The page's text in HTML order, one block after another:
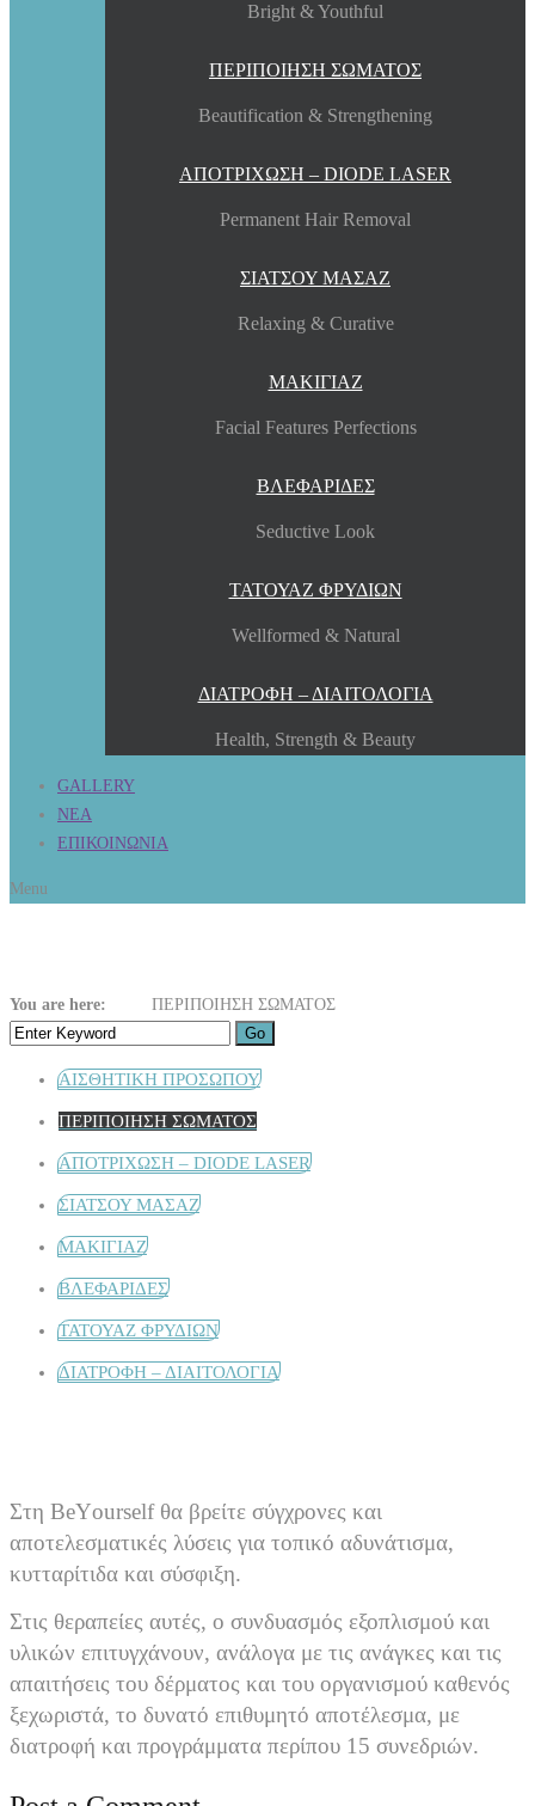
Bright & Youthful
ΠΕΡΙΠΟΙΗΣΗ ΣΩΜΑΤΟΣ
Beautification & Strengthening
ΑΠΟΤΡΙΧΩΣΗ – DIODE LASER
Permanent Hair Removal
ΣΙΑΤΣΟΥ ΜΑΣΑΖ
Relaxing & Curative
ΜΑΚΙΓΙΑΖ
Facial Features Perfections
ΒΛΕΦΑΡΙΔΕΣ
Seductive Look
ΤΑΤΟΥΑΖ ΦΡΥΔΙΩΝ
Wellformed & Natural
ΔΙΑΤΡΟΦΗ – ΔΙΑΙΤΟΛΟΓΙΑ
Health, Strength & Beauty
GALLERY
ΝΕΑ
ΕΠΙΚΟΙΝΩΝΙΑ
Menu
You are here: ΠΕΡΙΠΟΙΗΣΗ ΣΩΜΑΤΟΣ
ΑΙΣΘΗΤΙΚΗ ΠΡΟΣΩΠΟΥ
ΠΕΡΙΠΟΙΗΣΗ ΣΩΜΑΤΟΣ
ΑΠΟΤΡΙΧΩΣΗ – DIODE LASER
ΣΙΑΤΣΟΥ ΜΑΣΑΖ
ΜΑΚΙΓΙΑΖ
ΒΛΕΦΑΡΙΔΕΣ
ΤΑΤΟΥΑΖ ΦΡΥΔΙΩΝ
ΔΙΑΤΡΟΦΗ – ΔΙΑΙΤΟΛΟΓΙΑ
Στη BeΥourself θα βρείτε σύγχρονες και
αποτελεσματικές λύσεις για τοπικό αδυνάτισμα,
κυτταρίτιδα και σύσφιξη.
Στις θεραπείες αυτές, ο συνδυασμός εξοπλισμού και
υλικών επιτυγχάνουν, ανάλογα με τις ανάγκες και τις
απαιτήσεις του δέρματος και του οργανισμού καθενός
ξεχωριστά, το δυνατό επιθυμητό αποτέλεσμα, με
διατροφή και προγράμματα περίπου 15 συνεδριών.